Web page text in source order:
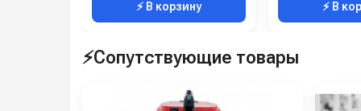
⚡ В корзину ⚡ В
⚡Сопутствующие товары